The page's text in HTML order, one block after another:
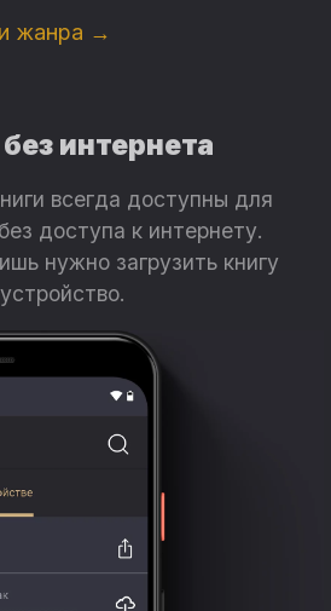
жанра →
интернета
всегда доступны для
доступа к интернету.
нужно загрузить книгу